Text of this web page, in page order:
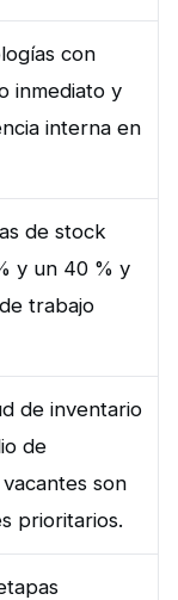
con
inmediato y
interna en
de stock
y un 40 % y
trabajo
de inventario
de
son
prioritarios.